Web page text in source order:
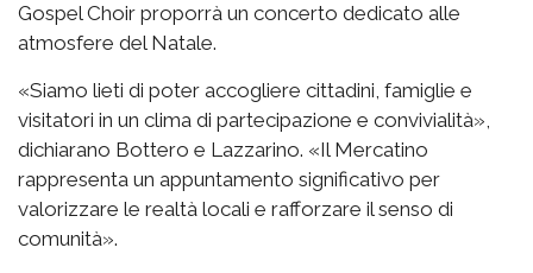
Gospel Choir proporrà un concerto dedicato alle
atmosfere del Natale.
«Siamo lieti di poter accogliere cittadini, famiglie e
visitatori in un clima di partecipazione e convivialità»,
dichiarano Bottero e Lazzarino. «Il Mercatino
rappresenta un appuntamento significativo per
valorizzare le realtà locali e rafforzare il senso di
comunità».